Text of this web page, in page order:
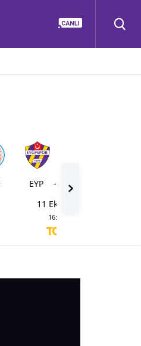
EYP -
GÖZ
11 Eki Paz
16:00